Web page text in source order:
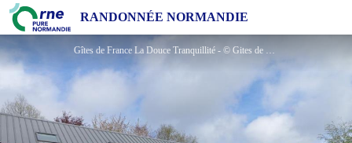
RANDONNÉE NORMANDIE
Gîtes de France La Douce Tranquillité
Gîtes de France La Douce Tranquillité - © Gites de France Orne